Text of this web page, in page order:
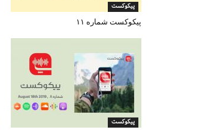
پیکوکست
پیکوکست شماره ۱۱
پیکوکست